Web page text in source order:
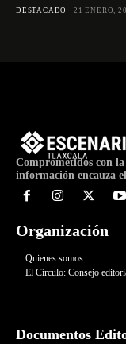
DESTACADO 21 ENERO,
Comprometidos con
información encauza
Organización
Quienes somos
El Círculo: Consejo
Documentos